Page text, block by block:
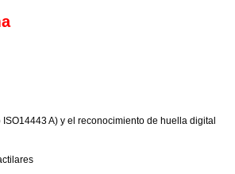
A) y el reconocimiento de huella digital